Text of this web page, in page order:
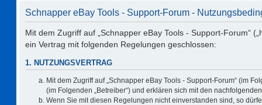
Schnapper eBay Tools - Support-Forum -
Mit dem Zugriff auf „Schnapper eBay Tools - Support-Forum“
ein Vertrag mit folgenden Regelungen geschlossen:
1. NUTZUNGSVERTRAG
Mit dem Zugriff auf „Schnapper eBay Tools - Support-Forum“ (im
(im Folgenden „Betreiber“) und erklären sich mit den
Wenn Sie mit diesen Regelungen nicht einverstanden sind, so